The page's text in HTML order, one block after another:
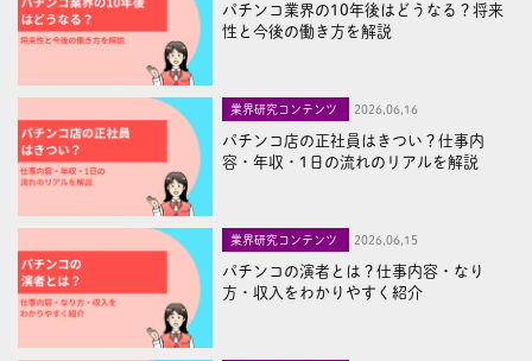
パチンコ業界の10年後はどうなる？将来
性と今後の働き方を解説
業界研究コンテンツ 2026,06,16
パチンコ店の正社員はきつい？仕事内
容・年収・1日の流れのリアルを解説
業界研究コンテンツ 2026,06,15
パチンコの演者とは？仕事内容・なり
方・収入をわかりやすく紹介